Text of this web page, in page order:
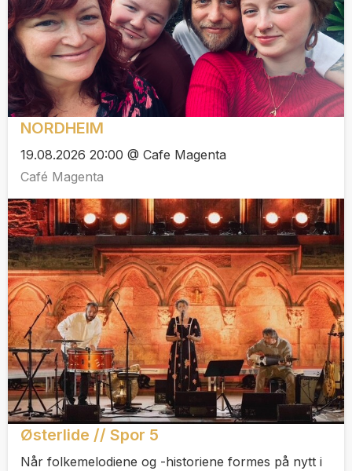
NORDHEIM
19.08.2026 20:00 @ Cafe Magenta
Café Magenta
Østerlide // Spor 5
Når folkemelodiene og -historiene formes på nytt i